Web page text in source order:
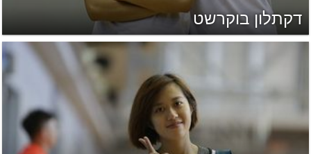
דקתלון בוקרשט